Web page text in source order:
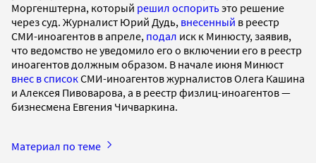
Моргенштерна, который решил оспоритьэто решение
через суд. Журналист Юрий Дудь, внесенный в реестр
СМИ-иноагентов в апреле, подал иск к Минюсту, заявив,
что ведомство не уведомило его о включении его в реестр
иноагентов должным образом. В начале июня Минюст
внес в списокСМИ-иноагентов журналистов Олега Кашина
и Алексея Пивоварова, а в реестр физлиц-иноагентов —
бизнесмена Евгения Чичваркина.
Материал по теме